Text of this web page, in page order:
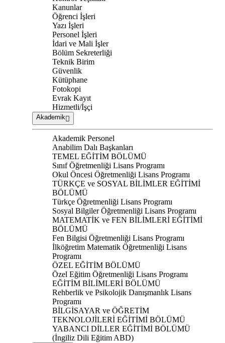
Kanunlar
Öğrenci İşleri
Yazı İşleri
Personel İşleri
İdari ve Mali İşler
Bölüm Sekreterliği
Teknik Birim
Güvenlik
Kütüphane
Fotokopi
Evrak Kayıt
Hizmetli/İşçi
Akademik
Akademik Personel
Anabilim Dalı Başkanları
TEMEL EĞİTİM BÖLÜMÜ
Sınıf Öğretmenliği Lisans Programı
Okul Öncesi Öğretmenliği Lisans Programı
TÜRKÇE ve SOSYAL BİLİMLER EĞİTİMİ
BÖLÜMÜ
Türkçe Öğretmenliği Lisans Programı
Sosyal Bilgiler Öğretmenliği Lisans Programı
MATEMATİK ve FEN BİLİMLERİ EĞİTİMİ
BÖLÜMÜ
Fen Bilgisi Öğretmenliği Lisans Programı
İlköğretim Matematik Öğretmenliği Lisans
Programı
ÖZEL EĞİTİM BÖLÜMÜ
Özel Eğitim Öğretmenliği Lisans Programı
EĞİTİM BİLİMLERİ BÖLÜMÜ
Rehberlik ve Psikolojik Danışmanlık Lisans
Programı
BİLGİSAYAR ve ÖĞRETİM
TEKNOLOJİLERİ EĞİTİMİ BÖLÜMÜ
YABANCI DİLLER EĞİTİMİ BÖLÜMÜ
(İngiliz Dili Eğitim ABD)